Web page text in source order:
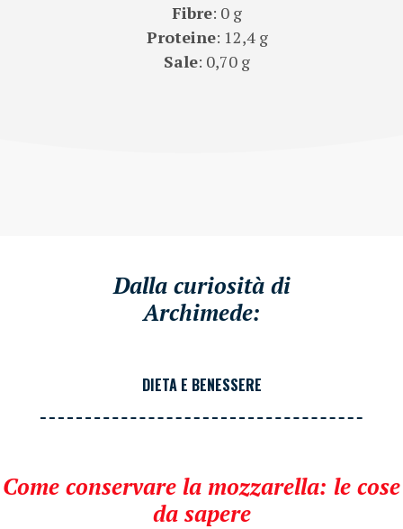
Fibre: 0 g
Proteine: 12,4 g
Sale: 0,70 g
Dalla curiosità di
Archimede:
DIETA E BENESSERE
Come conservare la mozzarella: le cose
da sapere